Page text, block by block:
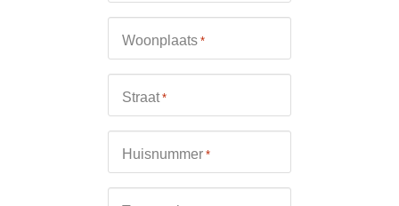
Woonplaats *
Straat *
Huisnummer *